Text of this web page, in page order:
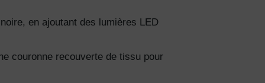
en ajoutant des lumières LED
couronne recouverte de tissu pour
de